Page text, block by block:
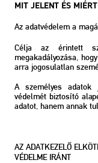
MIT JELENT ÉS
Az adatvédelem a
Célja az érintett
megakadályozása,
arra jogosulatlan
A személyes adatok
védelmét biztosító
adatot, hanem annak
AZ ADATKEZELŐ
VÉDELME IRÁNT